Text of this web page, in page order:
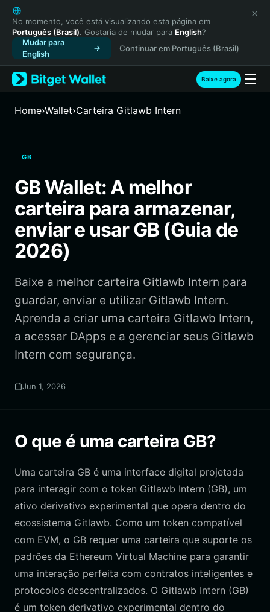
English
日本語
Tiếng Việt
Русский
Español (Latinoamérica)
Türkçe
Français
繁體中文
Bahasa Indonesia
ภาษาไทย
हिन्दी
Español
Português (Brasil)
No momento, você está visualizando esta página em
Português (Brasil). Gostaria de mudar para English?
Mudar para
English
Continuar em Português (Brasil)
Baixe agora
Home›Wallet›Carteira Gitlawb Intern
GB
GB Wallet: A melhor
carteira para armazenar,
enviar e usar GB (Guia de
2026)
Baixe a melhor carteira Gitlawb Intern para
guardar, enviar e utilizar Gitlawb Intern.
Aprenda a criar uma carteira Gitlawb Intern,
a acessar DApps e a gerenciar seus Gitlawb
Intern com segurança.
Jun 1, 2026
O que é uma carteira GB?
Uma carteira GB é uma interface digital projetada
para interagir com o token Gitlawb Intern (GB), um
ativo derivativo experimental que opera dentro do
ecossistema Gitlawb. Como um token compatível
com EVM, o GB requer uma carteira que suporte os
padrões da Ethereum Virtual Machine para garantir
uma interação perfeita com contratos inteligentes e
protocolos descentralizados. O Gitlawb Intern (GB)
é um token derivativo experimental dentro do